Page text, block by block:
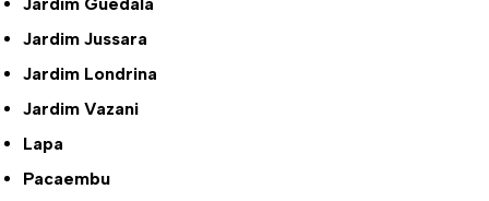
Jardim Jussara
Jardim Londrina
Jardim Vazani
Lapa
Pacaembu